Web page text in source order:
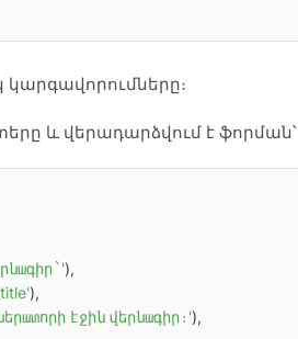
և վերադարձվում է ֆորման՝
),
),
էջին վերնագիր։'),